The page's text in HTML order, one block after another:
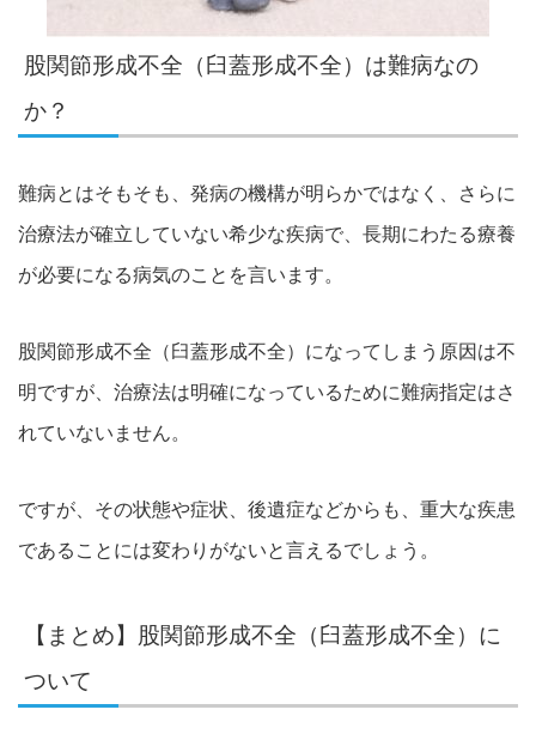
股関節形成不全（臼蓋形成不全）は難病なの
か？
難病とはそもそも、発病の機構が明らかではなく、さらに
治療法が確立していない希少な疾病で、長期にわたる療養
が必要になる病気のことを言います。
股関節形成不全（臼蓋形成不全）になってしまう原因は不
明ですが、治療法は明確になっているために難病指定はさ
れていないません。
ですが、その状態や症状、後遺症などからも、重大な疾患
であることには変わりがないと言えるでしょう。
【まとめ】股関節形成不全（臼蓋形成不全）に
ついて